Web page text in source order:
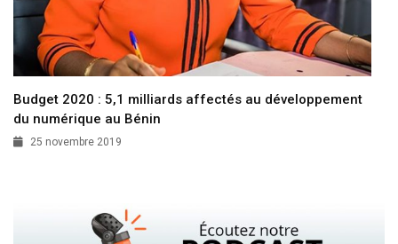
Budget 2020 : 5,1 milliards affectés au développement
du numérique au Bénin
25 novembre 2019